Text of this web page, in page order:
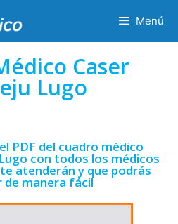
Menú
Caser
Lugo
PDF del cuadro médico
con todos los médicos
atenderán y que podrás
de manera fácil